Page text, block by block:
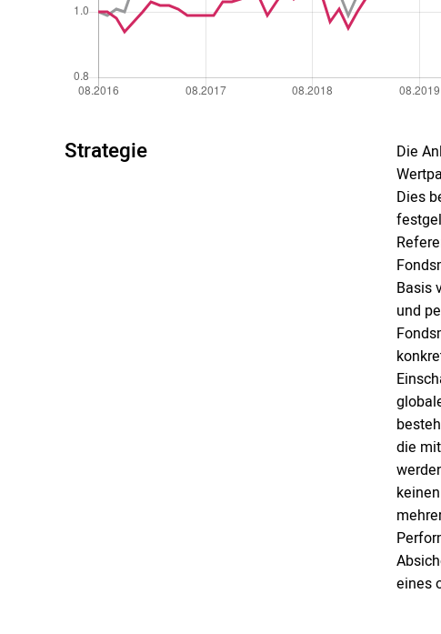
Strategie
Die
Dies
Basis
und
die
eines